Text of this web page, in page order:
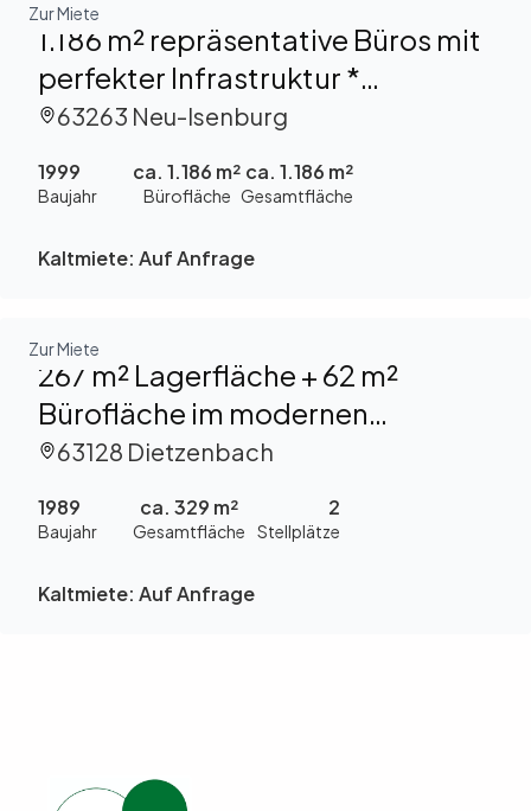
Zur Miete
1.186 m² repräsentative Büros mit
perfekter Infrastruktur *
provisionsfrei zu vermieten
63263 Neu-Isenburg
1999
Baujahr
ca. 1.186 m²
Bürofläche
ca. 1.186 m²
Gesamtfläche
Kaltmiete: Auf Anfrage
Zur Miete
267 m² Lagerfläche + 62 m²
Bürofläche im modernen
Gewerbepark „Provisionsfrei“ zu
63128 Dietzenbach
1989
Baujahr
ca. 329 m²
Gesamtfläche
2
Stellplätze
Kaltmiete: Auf Anfrage